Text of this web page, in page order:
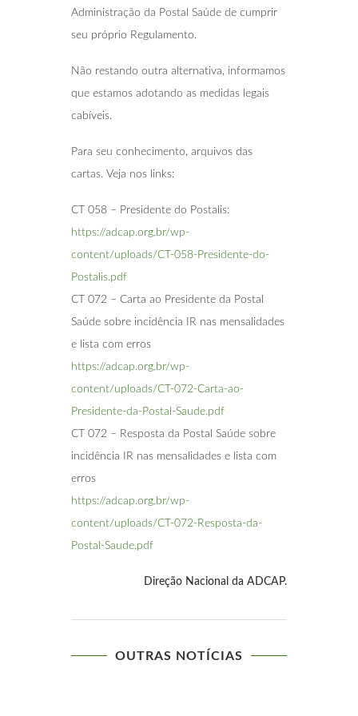
Administração da Postal Saúde de cumprir
seu próprio Regulamento.
Não restando outra alternativa, informamos
que estamos adotando as medidas legais
cabíveis.
Para seu conhecimento, arquivos das
cartas. Veja nos links:
CT 058 – Presidente do Postalis:
https://adcap.org.br/wp-
content/uploads/CT-058-Presidente-do-
Postalis.pdf
CT 072 – Carta ao Presidente da Postal
Saúde sobre incidência IR nas mensalidades
e lista com erros
https://adcap.org.br/wp-
content/uploads/CT-072-Carta-ao-
Presidente-da-Postal-Saude.pdf
CT 072 – Resposta da Postal Saúde sobre
incidência IR nas mensalidades e lista com
erros
https://adcap.org.br/wp-
content/uploads/CT-072-Resposta-da-
Postal-Saude.pdf
Direção Nacional da ADCAP.
OUTRAS NOTÍCIAS